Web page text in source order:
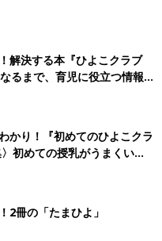
解決する本『ひよこクラブ
るまで、育児に役立つ情報が
かり！『初めてのひよこクラ
初めての授乳がうまくい
基本と夏のトラブル 解決テ
2冊の「たまひよ」